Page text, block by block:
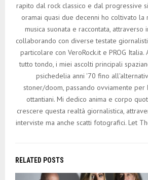
rapito dal rock classico e dal progressive
oramai quasi due decenni ho coltivato la
musica suonata e raccontata, attraverso
collaborando con diverse testate
particolare con VeroRock.it e PROG Italia.
tutto tondo, i miei ascolti principali
psichedelia anni '70 fino
stoner/doom, passando ovviamente per
ottantiani. Mi dedico anima e corpo
crescere questa realtà giornalistica,
interviste ma anche scatti fotografici. Let
RELATED POSTS